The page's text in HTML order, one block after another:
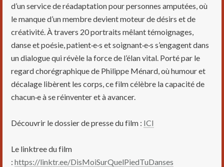
d’un service de réadaptation pour personnes amputées, où
le manque d’un membre devient moteur de désirs et de
créativité. À travers 20 portraits mêlant témoignages,
danse et poésie, patient·e·s et soignant·e·s s’engagent dans
un dialogue qui révèle la force de l’élan vital. Porté par le
regard chorégraphique de Philippe Ménard, où humour et
décalage libèrent les corps, ce film célèbre la capacité de
chacun·e à se réinventer et à avancer.
Découvrir le dossier de presse du film : ICI
Le linktree du film
:https://linktr.ee/DisMoiSurQuelPiedTuDanses